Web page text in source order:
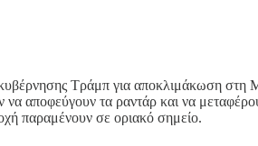
Τράμπ για αποκλιμάκωση στη
αποφεύγουν τα ραντάρ και να
παραμένουν σε οριακό σημείο.